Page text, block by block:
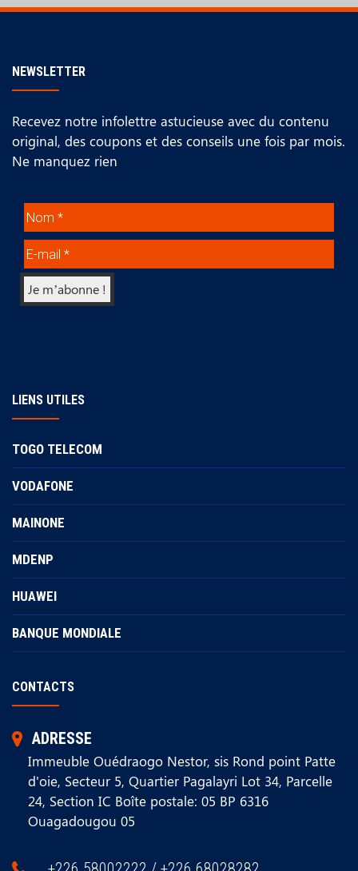
NEWSLETTER
Recevez notre infolettre astucieuse avec du contenu
original, des coupons et des conseils une fois par mois.
Ne manquez rien
LIENS UTILES
TOGO TELECOM
VODAFONE
MAINONE
MDENP
HUAWEI
BANQUE MONDIALE
CONTACTS
ADRESSE
Immeuble Ouédraogo Nestor, sis Rond point Patte
d'oie, Secteur 5, Quartier Pagalayri Lot 34, Parcelle
24, Section IC Boîte postale: 05 BP 6316
Ouagadougou 05